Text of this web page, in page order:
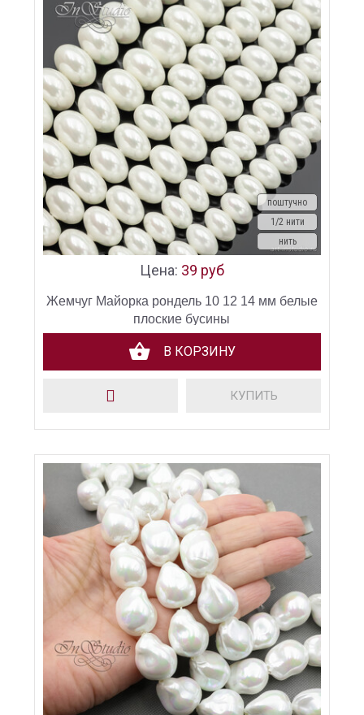
поштучно
1/2 нити
нить
Цена: 39 руб
Жемчуг Майорка рондель 10 12 14 мм белые
плоские бусины
В КОРЗИНУ
КУПИТЬ